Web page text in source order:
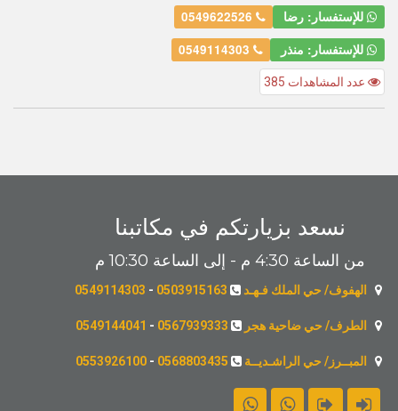
للإستفسار: رضا
للإستفسار: منذر
عدد المشاهدات 385
نسعد بزيارتكم في مكاتبنا
من الساعة 4:30 م - إلى الساعة 10:30 م
الهفوف/ حي الملك فـهـد 0503915163
-
0549114303
الطرف/ حي ضاحية هجر 0567939333
-
0549144041
المبــرز/ حي الراشـديــة 0568803435
-
0553926100